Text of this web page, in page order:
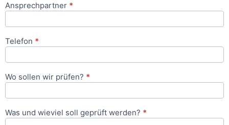
Ansprechpartner *
Telefon *
Wo sollen wir prüfen? *
Was und wieviel soll geprüft werden? *